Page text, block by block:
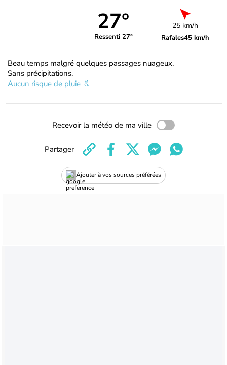
27°
Ressenti 27°
25 km/h
Rafales45 km/h
Beau temps malgré quelques passages nuageux.
Sans précipitations.
Aucun risque de pluie
Recevoir la météo de ma ville
Ajouter à vos sources préférées
Partager